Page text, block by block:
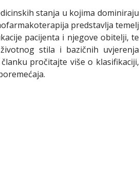
stanja u kojima dominiraju
predstavlja temelj
pacijenta i njegove obitelji, te
stila i bazičnih uvjerenja
pročitajte više o klasifikaciji,